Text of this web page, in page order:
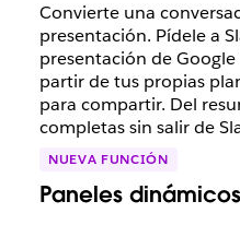
Convierte una
presentación. Pídele a
presentación de
partir de tus propias
para compartir. Del
completas sin salir de
NUEVA FUNCIÓN
Paneles dinámicos